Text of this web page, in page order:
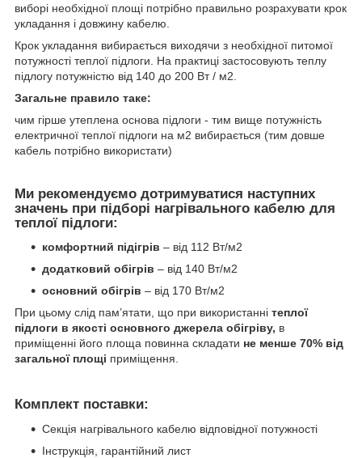
виборі необхідної площі потрібно правильно розрахувати крок
укладання і довжину кабелю.
Крок укладання вибирається виходячи з необхідної питомої
потужності теплої підлоги. На практиці застосовують теплу
підлогу потужністю від 140 до 200 Вт / м2.
Загальне правило таке:
чим гірше утеплена основа підлоги - тим вище потужність
електричної теплої підлоги на м2 вибирається (тим довше
кабель потрібно використати)
Ми рекомендуємо дотримуватися наступних
значень при підборі нагрівального кабелю для
теплої підлоги:
комфортний підігрів – від 112 Вт/м2
додатковий обігрів – від 140 Вт/м2
основний обігрів – від 170 Вт/м2
При цьому слід пам’ятати, що при використанні теплої
підлоги в якості основного джерела обігріву, в
приміщенні його площа повинна складати не менше 70% від
загальної площі приміщення.
Комплект поставки:
Секція нагрівального кабелю відповідної потужності
Інструкція, гарантійний лист